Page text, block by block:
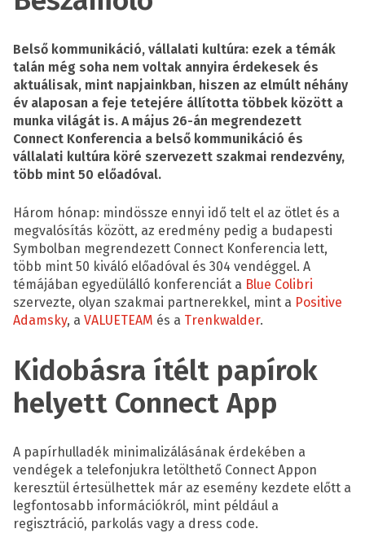
Belső kommunikáció, vállalati kultúra: ezek a témák
talán még soha nem voltak annyira érdekesek és
aktuálisak, mint napjainkban, hiszen az elmúlt néhány
év alaposan a feje tetejére állította többek között a
munka világát is. A május 26-án megrendezett
Connect Konferencia a belső kommunikáció és
vállalati kultúra köré szervezett szakmai rendezvény,
több mint 50 előadóval.
Három hónap: mindössze ennyi idő telt el az ötlet és a
megvalósítás között, az eredmény pedig a budapesti
Symbolban megrendezett Connect Konferencia lett,
több mint 50 kiváló előadóval és 304 vendéggel. A
témájában egyedülálló konferenciát a Blue Colibri
szervezte, olyan szakmai partnerekkel, mint a Positive
Adamsky, a VALUETEAM és a Trenkwalder.
Kidobásra ítélt papírok
helyett Connect App
A papírhulladék minimalizálásának érdekében a
vendégek a telefonjukra letölthető Connect Appon
keresztül értesülhettek már az esemény kezdete előtt a
legfontosabb információkról, mint például a
regisztráció, parkolás vagy a dress code.